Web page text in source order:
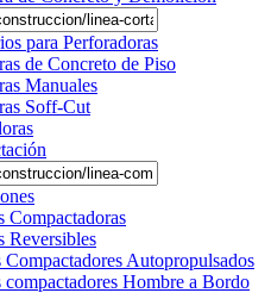
para Perforadoras
de Concreto de Piso
Manuales
Soff-Cut
Compactadoras
Reversibles
Autopropulsados
Hombre a Bordo